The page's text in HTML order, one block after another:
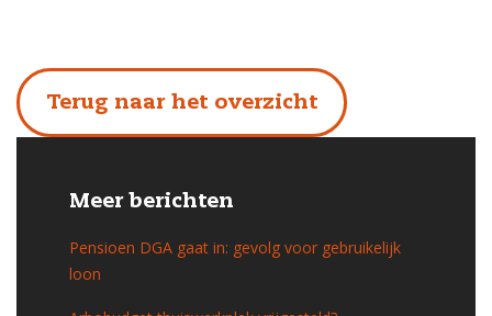
Terug naar het overzicht
Meer berichten
Pensioen DGA gaat in: gevolg voor gebruikelijk
loon